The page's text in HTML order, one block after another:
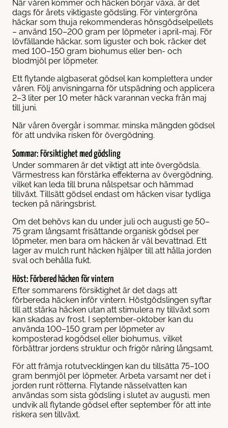
När våren kommer och häcken börjar växa, är det
dags för årets viktigaste gödsling. För vintergröna
häckar som thuja rekommenderas hönsgödselpellets
– använd 150–200 gram per löpmeter i april-maj. För
lövfällande häckar, som liguster och bok, räcker det
med 100–150 gram biohumus eller ben- och
blodmjöl per löpmeter.
Ett flytande algbaserat gödsel kan komplettera under
våren. Följ anvisningarna för utspädning och applicera
2–3 liter per 10 meter häck varannan vecka från maj
till juni.
När våren övergår i sommar, minska mängden gödsel
för att undvika risken för övergödning.
Sommar: Försiktighet med gödsling
Under sommaren är det viktigt att inte övergödsla.
Värmestress kan förstärka effekterna av övergödning,
vilket kan leda till bruna nålspetsar och hämmad
tillväxt. Tillsätt gödsel endast om häcken visar tydliga
tecken på näringsbrist.
Om det behövs kan du under juli och augusti ge 50–
75 gram långsamt frisättande organisk gödsel per
löpmeter, men bara om häcken är väl bevattnad. Ett
lager av mulch runt häcken hjälper till att hålla jorden
sval och behålla fukt.
Höst: Förbered häcken för vintern
Efter sommarens försiktighet är det dags att
förbereda häcken inför vintern. Höstgödslingen syftar
till att stärka häcken utan att stimulera ny tillväxt som
kan skadas av frost. I september-oktober kan du
använda 100–150 gram per löpmeter av
komposterad kogödsel eller biohumus, vilket
förbättrar jordens struktur och frigör näring långsamt.
För att främja rotutvecklingen kan du tillsätta 75–100
gram benmjöl per löpmeter. Arbeta varsamt ner det i
jorden runt rötterna. Flytande nässelvatten kan
användas som sista gödsling i slutet av augusti, men
undvik all flytande gödsel efter september för att inte
riskera sen tillväxt.